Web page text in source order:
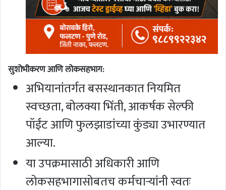
सुशोभीकरण आणि लोकसहभाग:
अभियानांतर्गत बसस्थानकात नियमित
स्वच्छता, बोलक्या भिंती, आकर्षक सेल्फी
पॉईंट आणि फुलझाडांच्या कुंड्या उभारण्यात
आल्या.
या उपक्रमासाठी अधिकारी आणि
लोकसहभागासोबतच कर्मचाऱ्यांनी स्वतः